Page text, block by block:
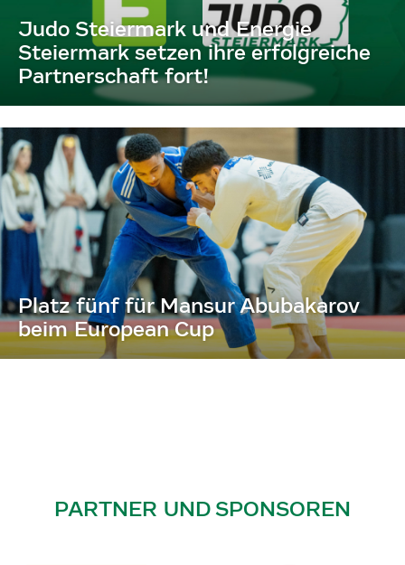
Judo Steiermark und Energie
Steiermark setzen ihre erfolgreiche
Partnerschaft fort!
Platz fünf für Mansur Abubakarov
beim European Cup
PARTNER UND SPONSOREN